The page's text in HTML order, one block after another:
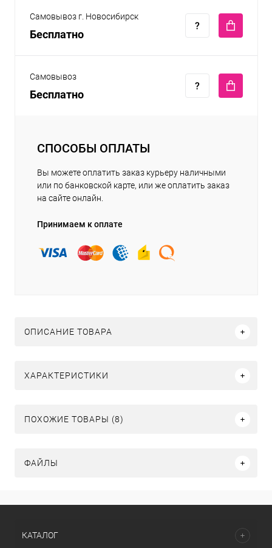
Самовывоз г. Новосибирск
Бесплатно
Самовывоз
Бесплатно
СПОСОБЫ ОПЛАТЫ
Вы можете оплатить заказ курьеру наличными
или по банковской карте, или же оплатить заказ
на сайте онлайн.
Принимаем к оплате
ОПИСАНИЕ ТОВАРА
ХАРАКТЕРИСТИКИ
ПОХОЖИЕ ТОВАРЫ (8)
ФАЙЛЫ
КАТАЛОГ